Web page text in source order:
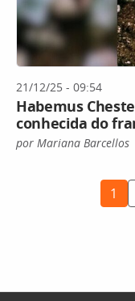
21/12/25 - 09:54
Habemus
conhecida do
por Mariana Barcellos
1